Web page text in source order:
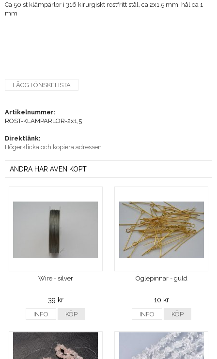
Ca 50 st klämpärlor i 316 kirurgiskt rostfritt stål, ca 2x1,5 mm, hål ca 1
mm
LÄGG I ÖNSKELISTA
Artikelnummer:
ROST-KLAMPARLOR-2x1,5
Direktlänk:
Högerklicka och kopiera adressen
ANDRA HAR ÄVEN KÖPT
Wire - silver
39 kr
INFO KÖP
Öglepinnar - guld
10 kr
INFO KÖP